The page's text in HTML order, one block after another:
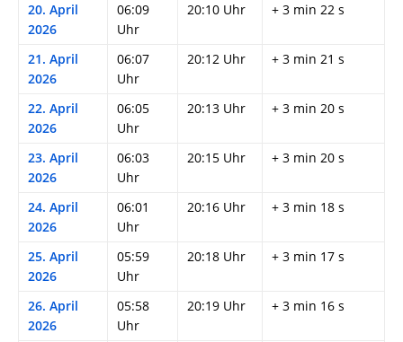
20. April
2026
06:09
Uhr
20:10 Uhr + 3 min 22 s
21. April
2026
06:07
Uhr
20:12 Uhr + 3 min 21 s
22. April
2026
06:05
Uhr
20:13 Uhr + 3 min 20 s
23. April
2026
06:03
Uhr
20:15 Uhr + 3 min 20 s
24. April
2026
06:01
Uhr
20:16 Uhr + 3 min 18 s
25. April
2026
05:59
Uhr
20:18 Uhr + 3 min 17 s
26. April
2026
05:58
Uhr
20:19 Uhr + 3 min 16 s